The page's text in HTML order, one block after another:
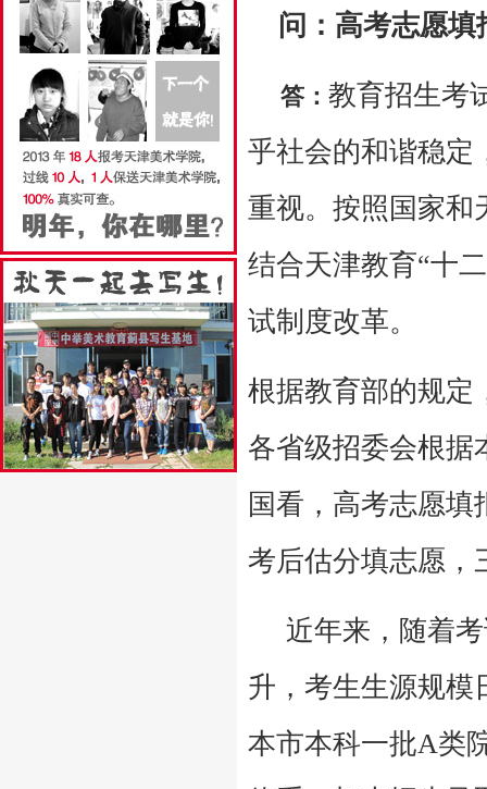
问：高考志愿填
答： 教育招生考
乎社会的和谐稳定
重视。按照国家和
结合天津教育“十
试制度改革。
根据教育部的规定
各省级招委会根据
国看，高考志愿
考后估分填志愿，
近年来，随着考
升，考生生源规模
本市本科一批A类